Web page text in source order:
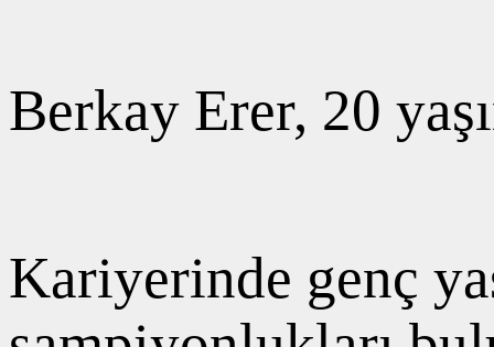
Berkay Erer, 20
Kariyerinde genç